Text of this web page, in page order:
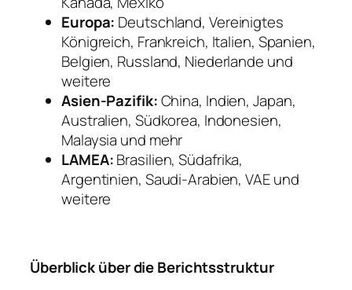
Europa: Deutschland, Vereinigtes
Königreich, Frankreich, Italien, Spanien,
Belgien, Russland, Niederlande und
weitere
Asien-Pazifik:China, Indien, Japan,
Australien, Südkorea, Indonesien,
Malaysia und mehr
LAMEA:Brasilien, Südafrika,
Argentinien, Saudi-Arabien, VAE und
weitere
Überblick über die Berichtsstruktur